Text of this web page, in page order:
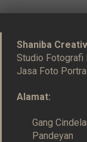
Shaniba
Studio Fotografi
Jasa Foto
Alamat:
Gang
Pandeyan